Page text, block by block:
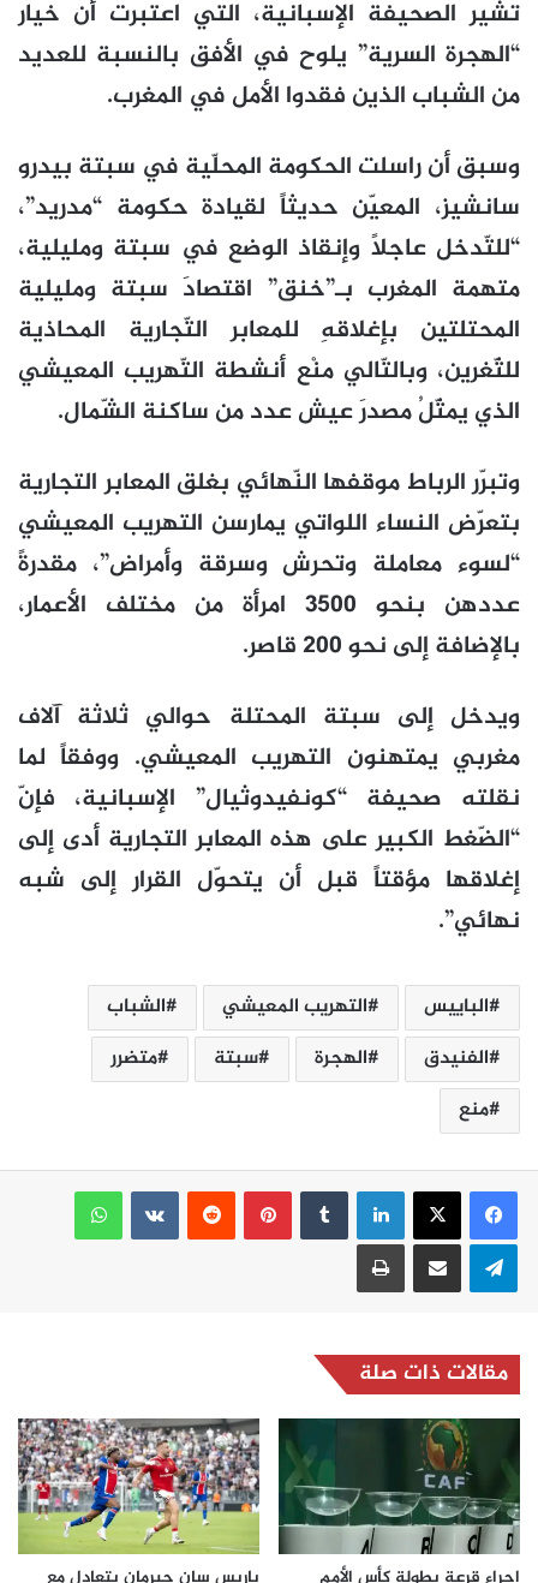
تشير الصحيفة الإسبانية، التي اعتبرت أن خيار
“الهجرة السرية” يلوح في الأفق بالنسبة للعديد
من الشباب الذين فقدوا الأمل في المغرب.
وسبق أن راسلت الحكومة المحلّية في سبتة بيدرو
سانشيز، المعيّن حديثاً لقيادة حكومة “مدريد”،
“للتّدخل عاجلاً وإنقاذ الوضع في سبتة ومليلية،
متهمة المغرب بـ”خنق” اقتصادَ سبتة ومليلية
المحتلتين بإغلاقهِ للمعابر التّجارية المحاذية
للثّغرين، وبالتّالي منْع أنشطة التّهريب المعيشي
الذي يمثّلُ مصدرَ عيش عدد من ساكنة الشّمال.
وتبرّر الرباط موقفها النّهائي بغلق المعابر التجارية
بتعرّض النساء اللواتي يمارسن التهريب المعيشي
“لسوء معاملة وتحرش وسرقة وأمراض”، مقدرةً
عددهن بنحو 3500 امرأة من مختلف الأعمار،
بالإضافة إلى نحو 200 قاصر.
ويدخل إلى سبتة المحتلة حوالي ثلاثة آلاف
مغربي يمتهنون التهريب المعيشي. ووفقاً لما
نقلته صحيفة “كونفيدوثيال” الإسبانية، فإنّ
“الضّغط الكبير على هذه المعابر التجارية أدى إلى
إغلاقها مؤقتاً قبل أن يتحوّل القرار إلى شبه
نهائي”.
الباييس التهريب المعيشي
الشباب
الفنيدق
الهجرة سبتة
متضرر
منع
لينكدإن بينتيريست
واتساب
تيلقرام مشاركة عبر البريد طباعة
مقالات ذات صلة